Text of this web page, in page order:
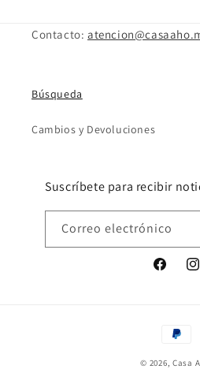
Contacto:
Búsqueda
Cambios y Devoluciones
Suscríbete para recibir
Correo electrónico
Facebook
Formas
pago
© 2026, Casa